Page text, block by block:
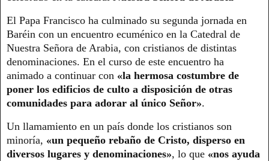
El Papa Francisco ha culminado su segunda jornada en
Baréin con un encuentro ecuménico en la Catedral de
Nuestra Señora de Arabia, con cristianos de distintas
denominaciones. En el curso de este encuentro ha
animado a continuar con «la hermosa costumbre de
poner los edificios de culto a disposición de otras
comunidades para adorar al único Señor».
Un llamamiento en un país donde los cristianos son
minoría, «un pequeño rebaño de Cristo, disperso en
diversos lugares y denominaciones», lo que «nos ayuda